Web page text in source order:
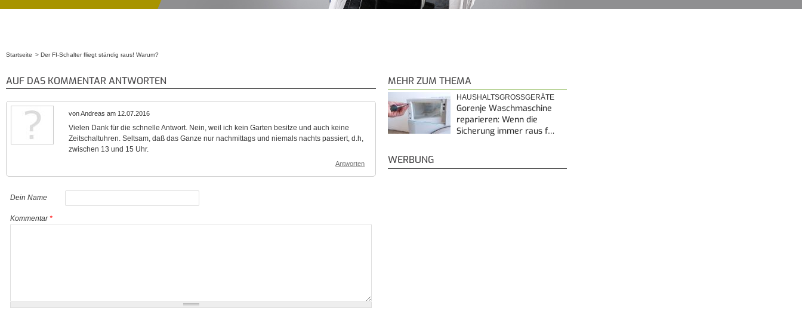
Startseite Der FI-Schalter fliegt ständig raus! Warum?
AUF DAS KOMMENTAR ANTWORTEN
von Andreas am 12.07.2016
Vielen Dank für die schnelle Antwort. Nein, weil ich kein Garten besitze und auch keine
Zeitschaltuhren. Seltsam, daß das Ganze nur nachmittags und niemals nachts passiert, d.h,
zwischen 13 und 15 Uhr.
Antworten
Dein Name
Kommentar*
MEHR ZUM THEMA
HAUSHALTSGROSSGERÄTE
Gorenje Waschmaschine
reparieren: Wenn die
Sicherung immer raus f…
WERBUNG